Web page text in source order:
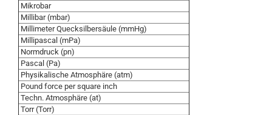
Mikrobar
Millibar (mbar)
Millimeter Quecksilbersäule (mmHg)
Millipascal (mPa)
Normdruck (pn)
Pascal (Pa)
Physikalische Atmosphäre (atm)
Pound force per square inch
Techn. Atmosphäre (at)
Torr (Torr)